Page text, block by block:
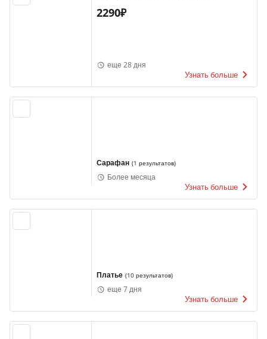
2290₽
еще 28 дня
Узнать больше
Сарафан (1 результатов)
Более месяца
Узнать больше
Платье (10 результатов)
еще 7 дня
Узнать больше